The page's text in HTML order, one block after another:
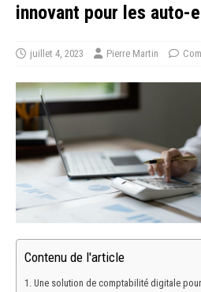
innovant pour les auto-
juillet 4, 2023 Pierre Martin
Contenu de l'article
Une solution de comptabilité digitale